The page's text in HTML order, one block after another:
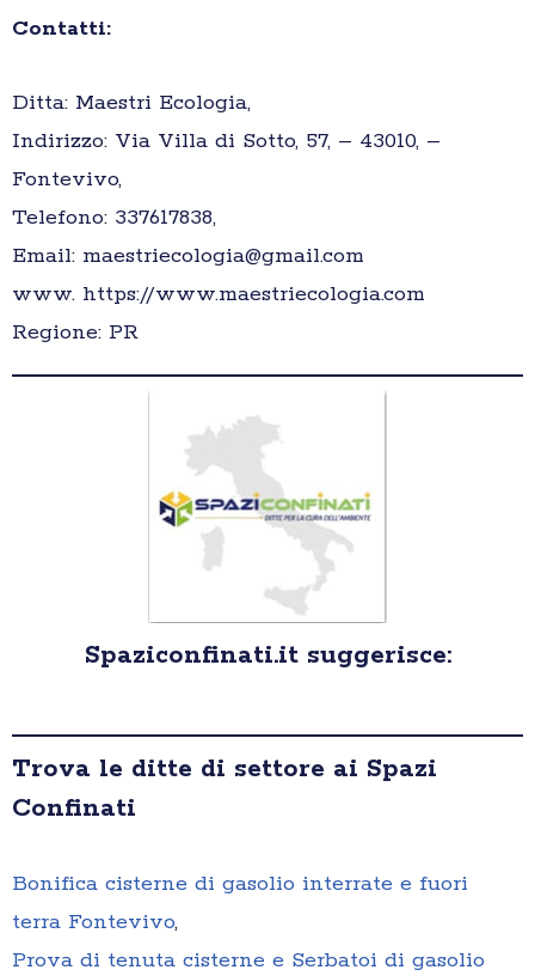
Contatti:
Ditta: Maestri Ecologia,
Indirizzo: Via Villa di Sotto, 57, – 43010, –
Fontevivo,
Telefono: 337617838,
Email: maestriecologia@gmail.com
www. https://www.maestriecologia.com
Regione: PR
Spaziconfinati.it suggerisce:
Trova le ditte di settore ai Spazi
Confinati
Bonifica cisterne di gasolio interrate e fuori
terra Fontevivo,
Prova di tenuta cisterne e Serbatoi di gasolio